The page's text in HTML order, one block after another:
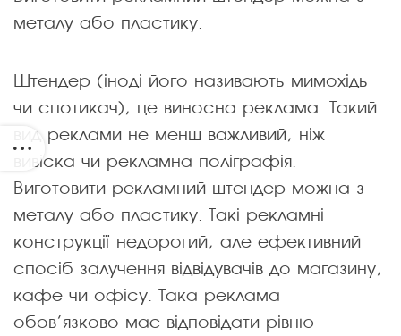
металу або пластику.
Штендер (іноді його називають мимохідь
чи спотикач), це виносна реклама. Такий
вид реклами не менш важливий, ніж
вивіска чи рекламна поліграфія.
Виготовити рекламний штендер можна з
металу або пластику. Такі рекламні
конструкції недорогий, але ефективний
спосіб залучення відвідувачів до магазину,
кафе чи офісу. Така реклама
обов’язково має відповідати рівню